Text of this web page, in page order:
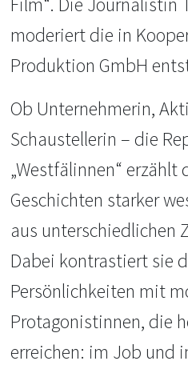
moderiert die in
Produktion GmbH
Ob Unternehmerin,
Schaustellerin – die
„Westfälinnen“ erzählt
Geschichten starker
aus unterschiedlichen
Dabei kontrastiert sie
Persönlichkeiten mit
Protagonistinnen, die
erreichen: im Job und